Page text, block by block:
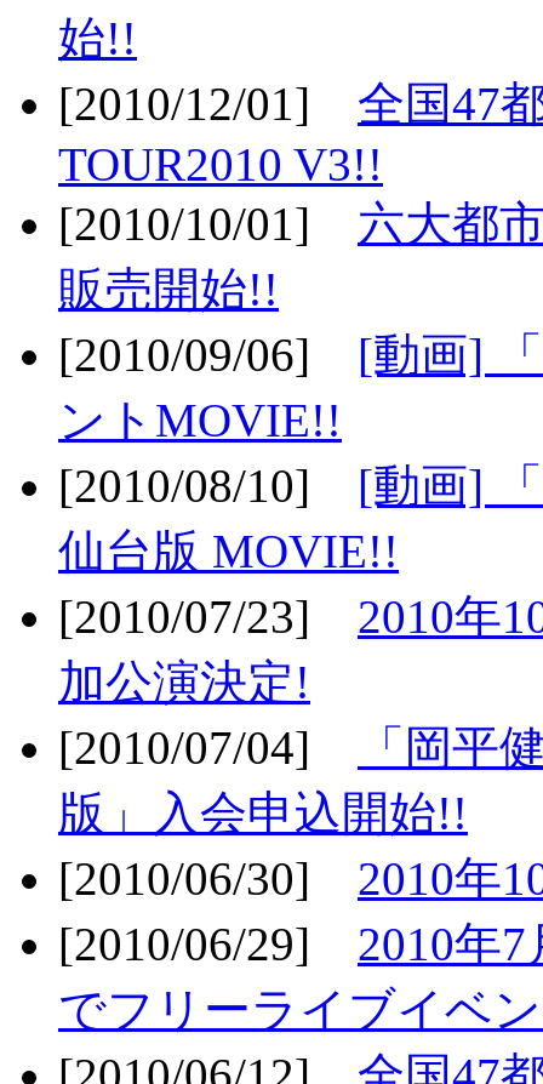
始!!
[2010/12/01] 全国47
TOUR2010 V3!!
[2010/10/01] 六大都
販売開始!!
[2010/09/06] [動画]
ントMOVIE!!
[2010/08/10] [動画]
仙台版 MOVIE!!
[2010/07/23] 2010年
加公演決定!
[2010/07/04]
「岡平
版」入会申込開始!!
[2010/06/30] 2010年
[2010/06/29] 2010年
でフリーライブイベ